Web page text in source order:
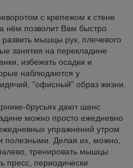
с крепежом к стене
нём позволит Вам быстро
мышцы рук, плечевого
занятия на перекладине
избежать осадки и
наблюдаются у
"офисный" образ жизни.
брусьях дают шанс
можно просто ежедневно
упражнений утром
полезными. Делая их, можно,
тренировать мышцы
пресс, периодически